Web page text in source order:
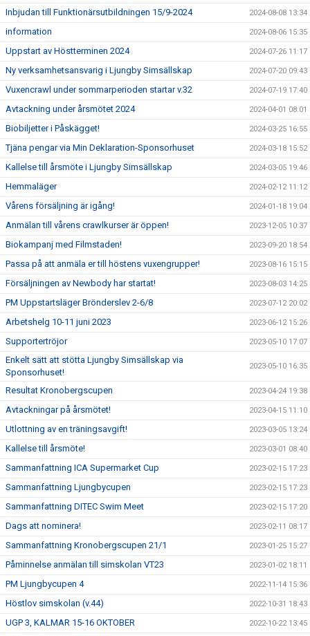
Inbjudan till Funktionärsutbildningen 15/9-2024 2024-08-08 13:34
information 2024-08-06 15:35
Uppstart av Höstterminen 2024 2024-07-26 11:17
Ny verksamhetsansvarig i Ljungby Simsällskap 2024-07-20 09:43
Vuxencrawl under sommarperioden startar v.32 2024-07-19 17:40
Avtackning under årsmötet 2024 2024-04-01 08:01
Biobiljetter i Påskägget! 2024-03-25 16:55
Tjäna pengar via Min Deklaration-Sponsorhuset 2024-03-18 15:52
Kallelse till årsmöte i Ljungby Simsällskap 2024-03-05 19:46
Hemmaläger 2024-02-12 11:12
Vårens försäljning är igång! 2024-01-18 19:04
Anmälan till vårens crawlkurser är öppen! 2023-12-05 10:37
Biokampanj med Filmstaden! 2023-09-20 18:54
Passa på att anmäla er till höstens vuxengrupper! 2023-08-16 15:15
Försäljningen av Newbody har startat! 2023-08-03 14:25
PM Uppstartsläger Brönderslev 2-6/8 2023-07-12 20:02
Arbetshelg 10-11 juni 2023 2023-06-12 15:26
Supportertröjor 2023-05-10 17:07
Enkelt sätt att stötta Ljungby Simsällskap via
Sponsorhuset!
2023-05-10 16:35
Resultat Kronobergscupen 2023-04-24 19:38
Avtackningar på årsmötet! 2023-04-15 11:10
Utlottning av en träningsavgift! 2023-03-05 13:24
Kallelse till årsmöte! 2023-03-01 08:40
Sammanfattning ICA Supermarket Cup 2023-02-15 17:23
Sammanfattning Ljungbycupen 2023-02-15 17:23
Sammanfattning DITEC Swim Meet 2023-02-15 17:20
Dags att nominera! 2023-02-11 08:17
Sammanfattning Kronobergscupen 21/1 2023-01-25 15:27
Påminnelse anmälan till simskolan VT23 2023-01-02 18:11
PM Ljungbycupen 4 2022-11-14 15:36
Höstlov simskolan (v.44) 2022-10-31 18:43
UGP 3, KALMAR 15-16 OKTOBER 2022-10-22 13:45